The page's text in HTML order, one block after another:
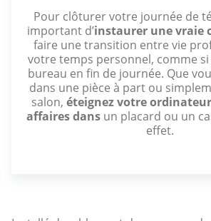
Pour clôturer votre journée de
important d’instaurer une vraie
faire une transition entre vie
votre temps personnel, comme
bureau en fin de journée. Que
dans une pièce à part ou
salon, éteignez votre ordinateur
affaires dans un placard ou un
effet.